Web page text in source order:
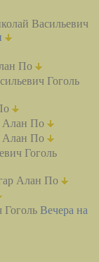
Васильевич
По
Гоголь
Алан По
Алан По
Гоголь
Алан По
Гоголь Вечера на